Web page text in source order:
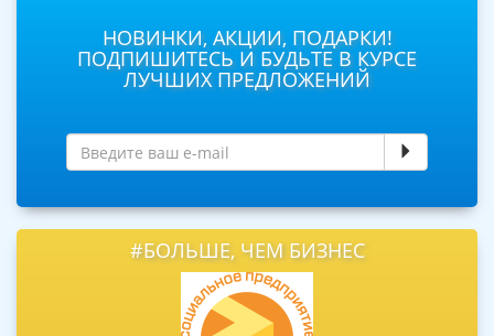
НОВИНКИ, АКЦИИ, ПОДАРКИ!
ПОДПИШИТЕСЬ И БУДЬТЕ В КУРСЕ
ЛУЧШИХ ПРЕДЛОЖЕНИЙ
#БОЛЬШЕ, ЧЕМ БИЗНЕС